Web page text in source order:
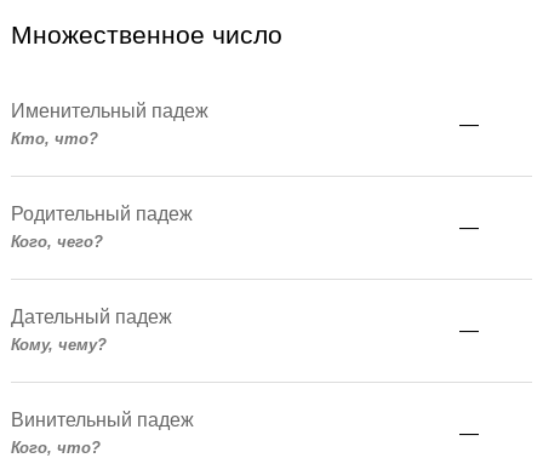
Множественное число
Именительный падеж
Кто, что?
—
Родительный падеж
Кого, чего?
—
Дательный падеж
Кому, чему?
—
Винительный падеж
Кого, что?
—